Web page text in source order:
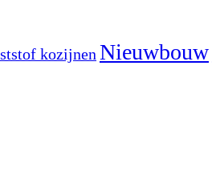
kozijnenNieuwbouw